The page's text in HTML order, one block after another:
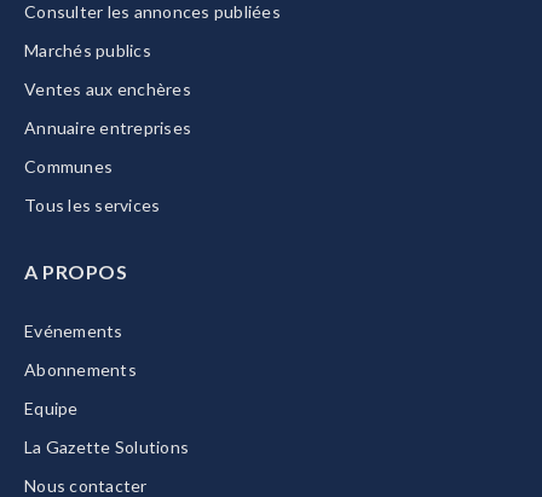
Consulter les annonces publiées
Marchés publics
Ventes aux enchères
Annuaire entreprises
Communes
Tous les services
A PROPOS
Evénements
Abonnements
Equipe
La Gazette Solutions
Nous contacter